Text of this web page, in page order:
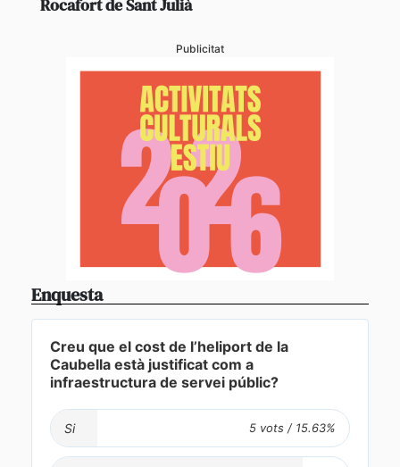
Rocafort de Sant Julià
Publicitat
Enquesta
Creu que el cost de l’heliport de la
Caubella està justificat com a
infraestructura de servei públic?
Si